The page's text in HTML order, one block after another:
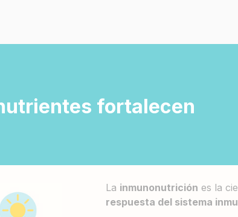
fortalecen
La inmunonutrición es la
respuesta del sistema